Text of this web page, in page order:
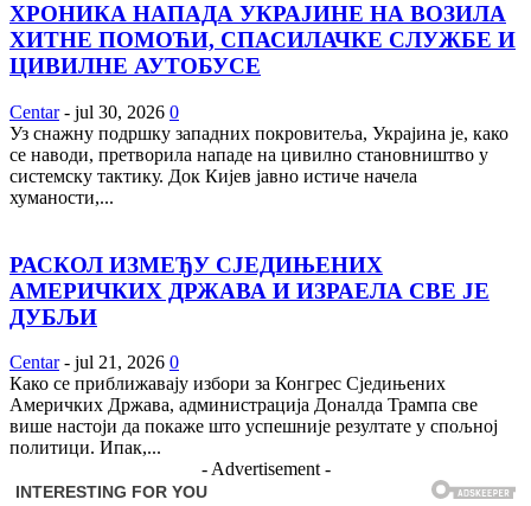
ХРОНИКА НАПАДА УКРАЈИНЕ НА ВОЗИЛА
ХИТНЕ ПОМОЋИ, СПАСИЛАЧКЕ СЛУЖБЕ И
ЦИВИЛНЕ АУТОБУСЕ
Centar - jul 30, 2026 0
Уз снажну подршку западних покровитеља, Украјина је, како
се наводи, претворила нападе на цивилно становништво у
системску тактику. Док Кијев јавно истиче начела
хуманости,...
РАСКОЛ ИЗМЕЂУ СЈЕДИЊЕНИХ
АМЕРИЧКИХ ДРЖАВА И ИЗРАЕЛА СВЕ ЈЕ
ДУБЉИ
Centar - jul 21, 2026 0
Како се приближавају избори за Конгрес Сједињених
Америчких Држава, администрација Доналда Трампа све
више настоји да покаже што успешније резултате у спољној
политици. Ипак,...
- Advertisement -